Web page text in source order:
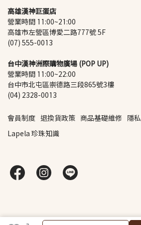
高雄漢神巨蛋店
營業時間 11:00~21:00
高雄市左營區博愛二路777號 5F
(07) 555-0013
台中漢神洲際購物廣場 (POP UP)
營業時間 11:00~22:00
台中市北屯區崇德路三段865號3樓
(04) 2328-0013
會員制度 退換貨政策 商品基礎維修
隱
Lapela 珍珠知識